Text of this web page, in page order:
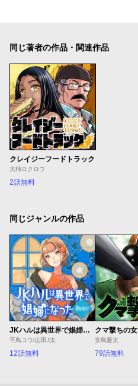
同じ著者の作品・関連作品
クレイジーフードトラック
大柿ロクロウ
2話無料
同じジャンルの作品
JKハルは異世界で娼婦になった Winter
平鳥コウ/山田J太
12話無料
クマ撃ちの女
安島薮太
79話無料